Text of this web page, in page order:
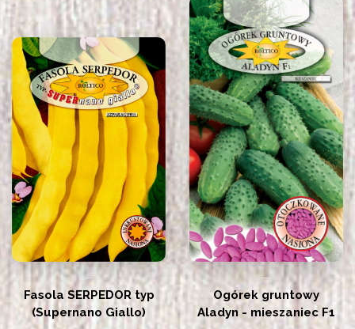
Fasola SERPEDOR typ
(Supernano Giallo)
Ogórek gruntowy
Aladyn - mieszaniec F1